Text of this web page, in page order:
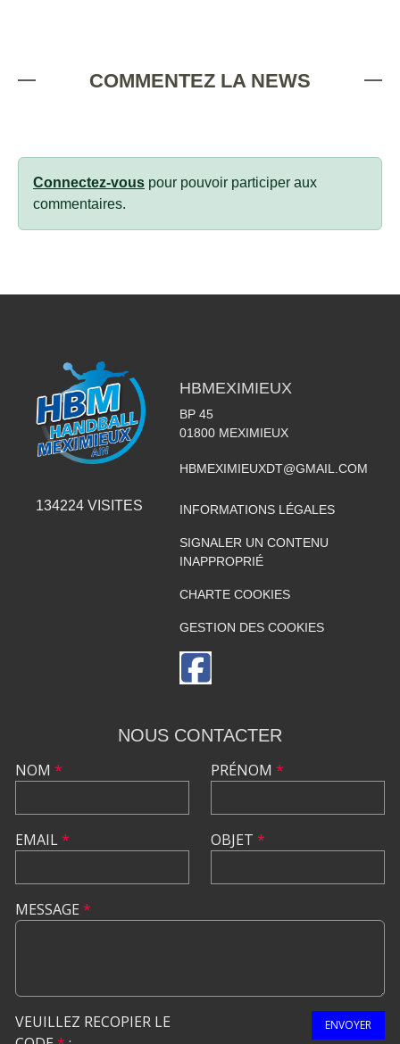
COMMENTEZ LA NEWS
Connectez-vous pour pouvoir participer aux
commentaires.
134224 VISITES
HBMEXIMIEUX
BP 45
01800 MEXIMIEUX
HBMEXIMIEUXDT@GMAIL.COM
INFORMATIONS LÉGALES
SIGNALER UN CONTENU
INAPPROPRIÉ
CHARTE COOKIES
GESTION DES COOKIES
NOUS CONTACTER
NOM *
EMAIL*
PRÉNOM *
OBJET *
MESSAGE *
VEUILLEZ RECOPIER LE
ENVOYER